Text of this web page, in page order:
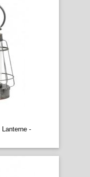
Lanterne -